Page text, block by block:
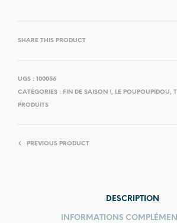
SHARE THIS PRODUCT
UGS : 100056
CATÉGORIES : FIN DE SAISON !, LE POUPOUPIDOU,
PRODUITS
PREVIOUS PRODUCT
DESCRIPTION
INFORMATIONS